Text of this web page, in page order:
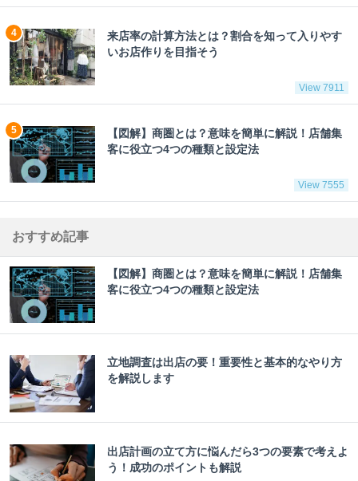
来店率の計算方法とは？割合を知って入りやす
いお店作りを目指そう
View 7911
【図解】商圏とは？意味を簡単に解説！店舗集
客に役立つ4つの種類と設定法
View 7555
おすすめ記事
【図解】商圏とは？意味を簡単に解説！店舗集
客に役立つ4つの種類と設定法
立地調査は出店の要！重要性と基本的なやり方
を解説します
出店計画の立て方に悩んだら3つの要素で考えよ
う！成功のポイントも解説